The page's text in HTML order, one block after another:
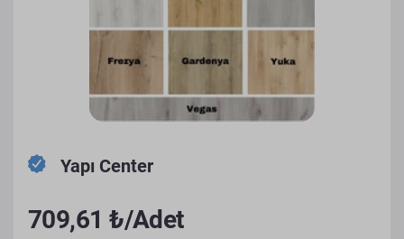
Yapı Center
709,61 ₺/Adet